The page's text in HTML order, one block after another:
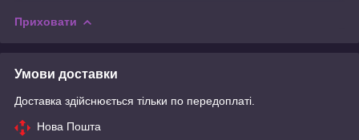
Приховати
Умови доставки
Доставка здійснюється тільки по передоплаті.
Нова Пошта